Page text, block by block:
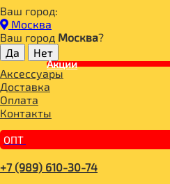
Ваш город:
Москва
Ваш город Москва?
Акции
Аксессуары
Доставка
Оплата
Контакты
ОПТ
+7 (989) 610-30-74
Главная
ДЛЯ ЗДОРОВОГО ПИТАНИЯ
БАКАЛЕЯ
СМЕСИ ДЛЯ ВЫПЕЧКИ
GARNEC Смесь без глютена